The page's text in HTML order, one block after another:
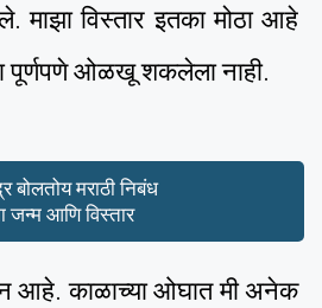
माझा विस्तार इतका मोठा आहे
पूर्णपणे ओळखू शकलेला नाही.
बोलतोय मराठी निबंध
जन्म आणि विस्तार
आहे. काळाच्या ओघात मी अनेक